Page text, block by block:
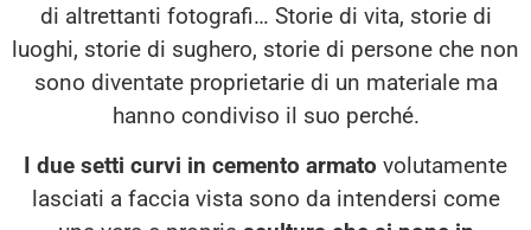
di altrettanti fotografi… Storie di vita, storie di
luoghi, storie di sughero, storie di persone che non
sono diventate proprietarie di un materiale ma
hanno condiviso il suo perché.
I due setti curvi in cemento armato volutamente
lasciati a faccia vista sono da intendersi come